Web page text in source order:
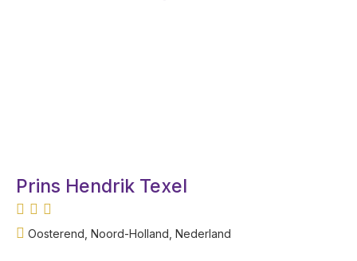
Prins Hendrik Texel
Oosterend, Noord-Holland, Nederland